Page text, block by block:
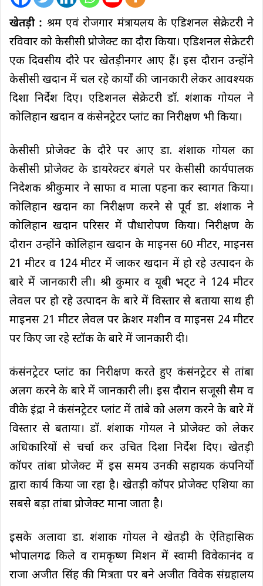
खेतड़ी : श्रम एवं रोजगार मंत्रायलय के एडिशनल सेक्रेटरी ने
रविवार को केसीसी प्रोजेक्ट का दौरा किया। एडिशनल सेक्रेटरी
एक दिवसीय दौरे पर खेतड़ीनगर आए हैं। इस दौरान उन्होंने
केसीसी खदान में चल रहे कार्यों की जानकारी लेकर आवश्यक
दिशा निर्देश दिए। एडिशनल सेक्रेटरी डॉ. शंशाक गोयल ने
कोलिहान खदान व कंसेनट्रेटर प्लांट का निरीक्षण भी किया।
केसीसी प्रोजेक्ट के दौरे पर आए डा. शंशाक गोयल का
केसीसी प्रोजेक्ट के डायरेक्टर बंगले पर केसीसी कार्यपालक
निदेशक श्रीकुमार ने साफा व माला पहना कर स्वागत किया।
कोलिहान खदान का निरीक्षण करने से पूर्व डा. शंशाक ने
कोलिहान खदान परिसर में पौधारोपण किया। निरीक्षण के
दौरान उन्होंने कोलिहान खदान के माइनस 60 मीटर, माइनस
21 मीटर व 124 मीटर में जाकर खदान में हो रहे उत्पादन के
बारे में जानकारी ली। श्री कुमार व यूबी भट्‌ट ने 124 मीटर
लेवल पर हो रहे उत्पादन के बारे में विस्तार से बताया साथ ही
माइनस 21 मीटर लेवल पर क्रेशर मशीन व माइनस 24 मीटर
पर किए जा रहे स्टॉक के बारे में जानकारी दी।
कंसंनट्रेटर प्लांट का निरीक्षण करते हुए कंसंनट्रेटर से तांबा
अलग करने के बारे में जानकारी ली। इस दौरान सजूसी सैम व
वीके इंद्रा ने कंसंनट्रेटर प्लांट में तांबे को अलग करने के बारे में
विस्तार से बताया। डॉ. शंशाक गोयल ने प्रोजेक्ट को लेकर
अधिकारियों से चर्चा कर उचित दिशा निर्देश दिए। खेतड़ी
कॉपर तांबा प्रोजेक्ट में इस समय उनकी सहायक कंपनियों
द्वारा कार्य किया जा रहा है। खेतड़ी कॉपर प्रोजेक्ट एशिया का
सबसे बड़ा तांबा प्रोजेक्ट माना जाता है।
इसके अलावा डा. शंशाक गोयल ने खेतड़ी के ऐतिहासिक
भोपालगढ किले व रामकृष्ण मिशन में स्वामी विवेकानंद व
राजा अजीत सिंह की मित्रता पर बने अजीत विवेक संग्रहालय